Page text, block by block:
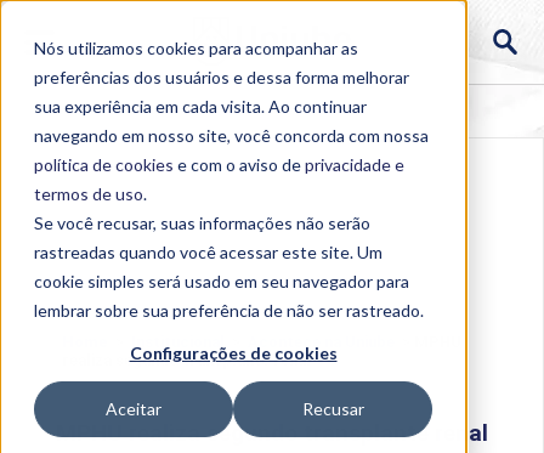
Nós utilizamos cookies para acompanhar as
preferências dos usuários e dessa forma melhorar
sua experiência em cada visita. Ao continuar
navegando em nosso site, você concorda com nossa
política de cookies e com o aviso deprivacidade e
termos de uso.
Se você recusar, suas informações não serão
rastreadas quando você acessar este site. Um
cookie simples será usado em seu navegador para
lembrar sobre sua preferência de não ser rastreado.
Configurações de cookies
Aceitar Recusar
realiza segundo transplante renal
MPHU realiza segundo transplante renal